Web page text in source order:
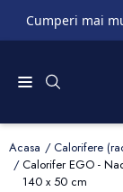
Cumperi mai
Acasa
Calorifere
Calorifer EGO -
140 x 50 cm